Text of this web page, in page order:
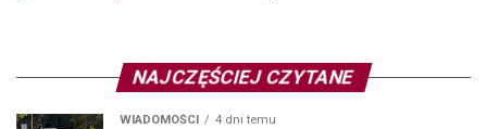
NAJCZĘŚCIEJ CZYTANE
WIADOMOŚCI 4 dni temu